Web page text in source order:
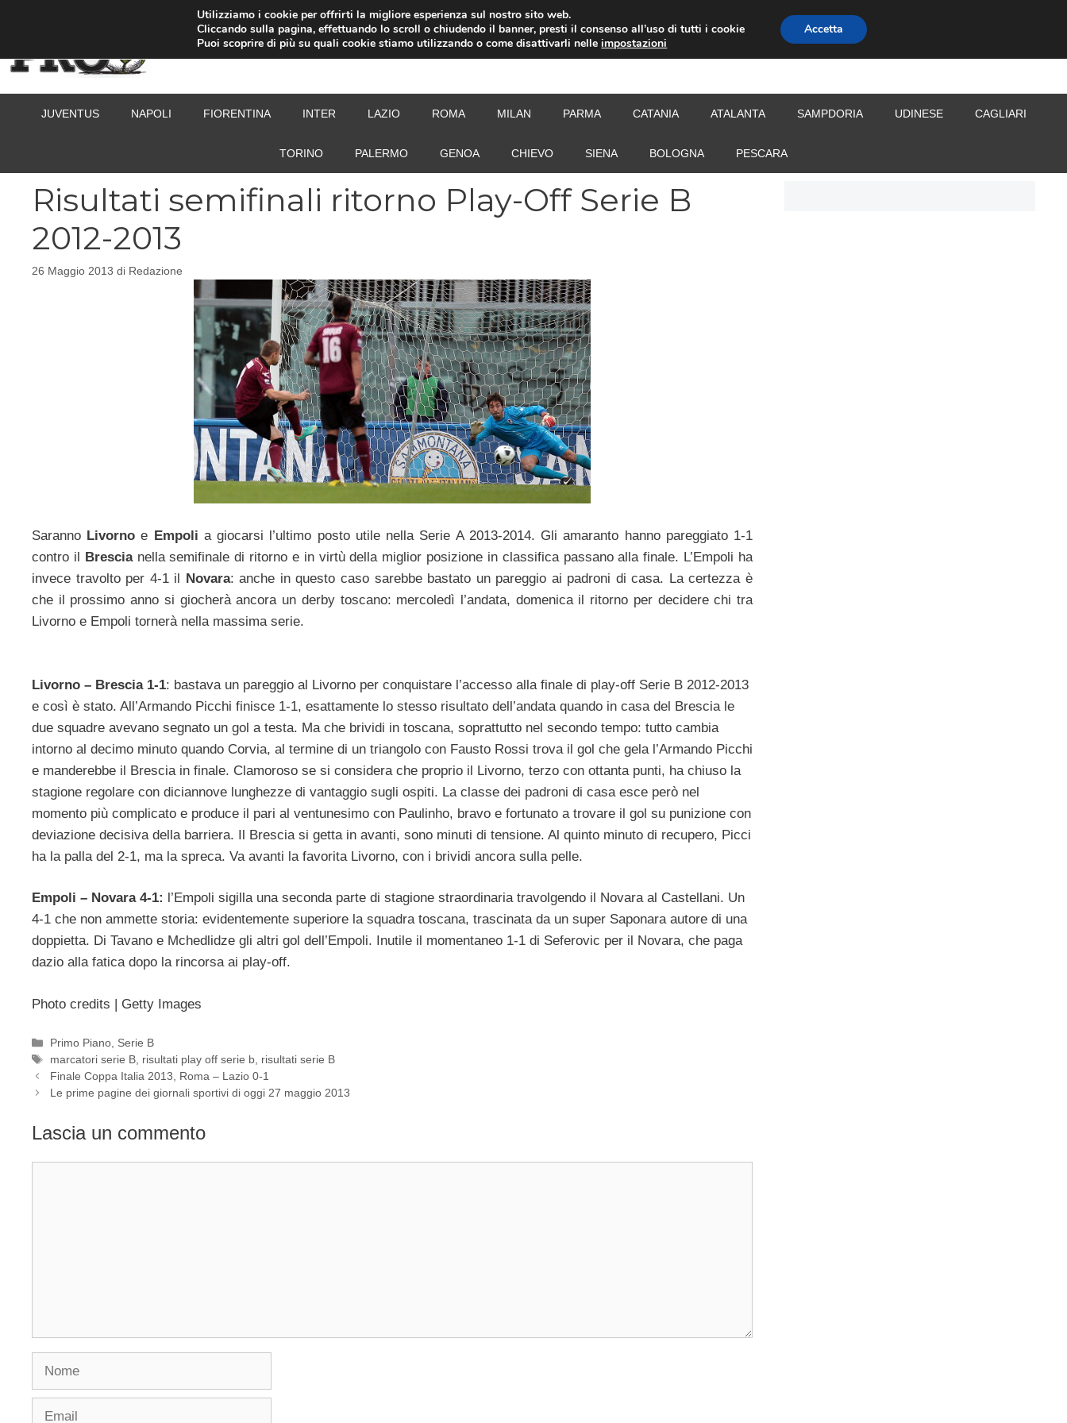
CALCIOMERCATO
JUVENTUS NAPOLI FIORENTINA INTER LAZIO ROMA MILAN PARMA CATANIA ATALANTA SAMPDORIA UDINESE CAGLIARI
TORINO PALERMO GENOA CHIEVO SIENA BOLOGNA PESCARA
Risultati semifinali ritorno Play-Off Serie B
2012-2013
26 Maggio 2013 di Redazione
Saranno Livorno e Empoli a giocarsi l’ultimo posto utile nella Serie A 2013-2014. Gli amaranto hanno pareggiato 1-1
contro il
Brescianella semifinale di ritorno e in virtù della miglior posizione in classifica passano alla finale. L’Empoli ha
invece travolto per 4-1 il
Novara: anche in questo caso sarebbe bastato un pareggio ai padroni di casa. La certezza è
che il prossimo anno si giocherà ancora un derby toscano: mercoledì l’andata, domenica il ritorno per decidere chi tra
Livorno e Empoli tornerà nella massima serie.
Livorno – Brescia 1-1: bastava un pareggio al Livorno per conquistare l’accesso alla finale di play-off Serie B 2012-2013
e così è stato. All’Armando Picchi finisce 1-1, esattamente lo stesso risultato dell’andata quando in casa del Brescia le
due squadre avevano segnato un gol a testa. Ma che brividi in toscana, soprattutto nel secondo tempo: tutto cambia
intorno al decimo minuto quando Corvia, al termine di un triangolo con Fausto Rossi trova il gol che gela l’Armando Picchi
e manderebbe il Brescia in finale. Clamoroso se si considera che proprio il Livorno, terzo con ottanta punti, ha chiuso la
stagione regolare con diciannove lunghezze di vantaggio sugli ospiti. La classe dei padroni di casa esce però nel
momento più complicato e produce il pari al ventunesimo con Paulinho, bravo e fortunato a trovare il gol su punizione con
deviazione decisiva della barriera. Il Brescia si getta in avanti, sono minuti di tensione. Al quinto minuto di recupero, Picci
ha la palla del 2-1, ma la spreca. Va avanti la favorita Livorno, con i brividi ancora sulla pelle.
Empoli – Novara 4-1:
l’Empoli sigilla una seconda parte di stagione straordinaria travolgendo il Novara al Castellani. Un
4-1 che non ammette storia: evidentemente superiore la squadra toscana, trascinata da un super Saponara autore di una
doppietta. Di Tavano e Mchedlidze gli altri gol dell’Empoli. Inutile il momentaneo 1-1 di Seferovic per il Novara, che paga
dazio alla fatica dopo la rincorsa ai play-off.
Photo credits | Getty Images
Categorie
Primo Piano, Serie B
Tag
marcatori serie B, risultati play off serie b, risultati serie B
Finale Coppa Italia 2013, Roma – Lazio 0-1
Le prime pagine dei giornali sportivi di oggi 27 maggio 2013
Lascia un commento
Utilizziamo i cookie per offrirti la migliore esperienza sul nostro sito web.
Cliccando sulla pagina, effettuando lo scroll o chiudendo il banner, presti il consenso all’uso di tutti i cookie
Puoi scoprire di più su quali cookie stiamo utilizzando o come disattivarli nelleimpostazioni
Accetta